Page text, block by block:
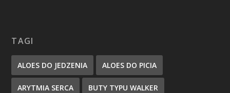
TAGI
ALOES DO JEDZENIA ALOES DO PICIA
ARYTMIA SERCA BUTY TYPU WALKER